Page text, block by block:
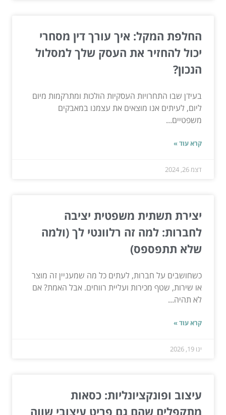
החלפת המקל: איך עורך דין מסחרי
יכול להחזיר את העסק שלך למסלול
הנכון?
בעידן שבו התחרויות העסקיות הולכות ומתרקמות מיום
ליום, לעיתים אנו מוצאים את עצמנו במאבקים
משפטיים...
קרא עוד »
דצמ 26, 2024
יצירת תשתית משפטית יציבה
לחברות: למה זה רלוונטי לך (ולמה
שלא תתפספס)
כשחושבים על חברות, לעתים כל מה שמעניין זה מוצר
או שירות, שטף מכירות ועליית רווחים. אבל האמת? אם
לא תהיה...
קרא עוד »
ינו 19, 2026
עיצוב ופונקציונליות: כסאות
מתקפלים שהם גם פריט עיצובי שווה